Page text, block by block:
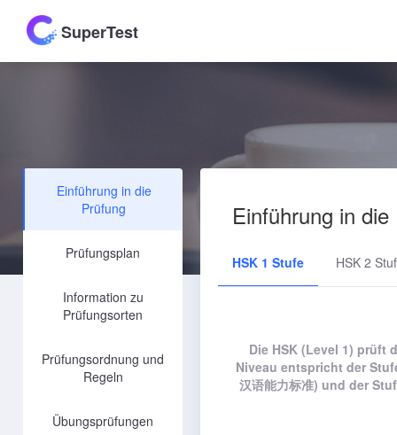
SuperTest
Einführung in die
Prüfung
Prüfungsplan
Information zu
Prüfungsorten
Prüfungsordnung und
Regeln
Übungsprüfungen
Einführung in
HSK 1 Stufe HSK 2
Die HSK (Level 1) prüft
Niveau entspricht der
汉语能力标准) und der